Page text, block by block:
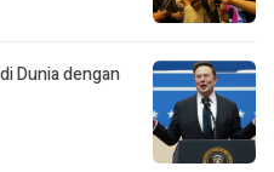
Dunia dengan